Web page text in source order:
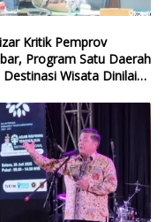
Kritik Pemprov
Program Satu Daerah
Destinasi Wisata Dinilai